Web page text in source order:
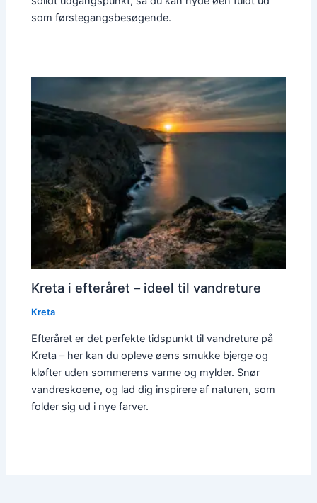
som førstegangsbesøgende.
Kreta i efteråret – ideel til vandreture
Kreta
Efteråret er det perfekte tidspunkt til vandreture på
Kreta – her kan du opleve øens smukke bjerge og
kløfter uden sommerens varme og mylder. Snør
vandreskoene, og lad dig inspirere af naturen, som
folder sig ud i nye farver.